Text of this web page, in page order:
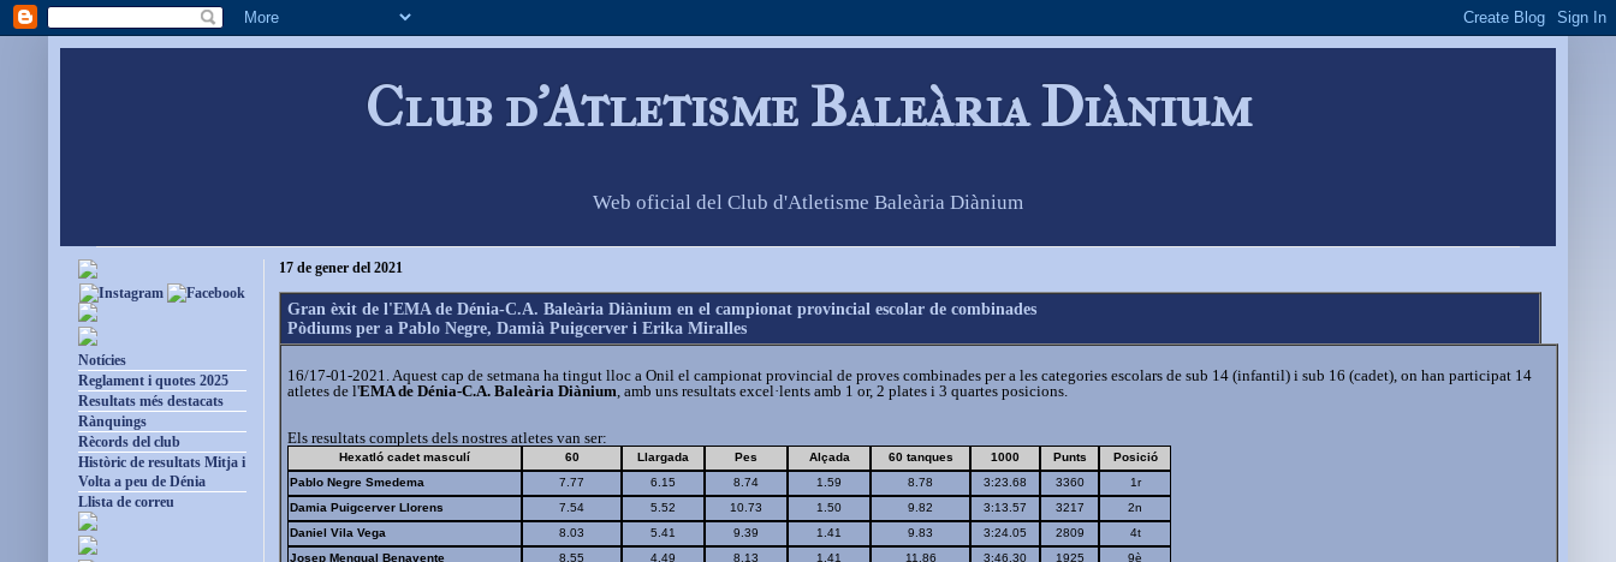
Club d'Atletisme Baleària Diànium
Web oficial del Club d'Atletisme Baleària Diànium
17 de gener del 2021
Gran èxit de l'EMA de Dénia-C.A. Baleària Diànium en el campionat provincial escolar de combinades
Pòdiums per a Pablo Negre, Damià Puigcerver i Erika Miralles
16/17-01-2021. Aquest cap de setmana ha tingut lloc a Onil el campionat provincial de proves combinades per a les categories escolars de sub 14 (infantil) i sub 16 (cadet), on han participat 14
atletes de l'EMA de Dénia-C.A. Baleària Diànium , amb uns resultats excel·lents amb 1 or, 2 plates i 3 quartes posicions.
Els resultats complets dels nostres atletes van ser:
Hexatló cadet masculí 60 Llargada Pes Alçada 60 tanques 1000 Punts
Posició
Pablo Negre Smedema
7.77 6.15 8.74 1.59 8.78 3:23.68 3360
1r
Damia Puigcerver Llorens
7.54 5.52 10.73 1.50 9.82 3:13.57 3217
2n
Daniel Vila Vega
8.03 5.41 9.39 1.41 9.83 3:24.05 2809
4t
Josep Mengual Benavente
8.55 4.49 8.13 1.41 11.86 3:46.30 1925
9è
Notícies
Reglament i quotes 2025
Resultats més destacats
Rànquings
Rècords del club
Històric de resultats Mitja i
Volta a peu de Dénia
Llista de correu